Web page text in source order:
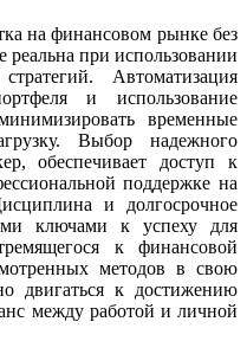
на финансовом рынке без
при использовании
Автоматизация
и использование
временные
Выбор надежного
обеспечивает доступ к
поддержке на
и долгосрочное
ключами к успеху для
к финансовой
методов в свою
двигаться к достижению
между работой и личной